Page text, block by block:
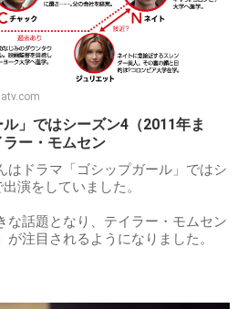
ル」ではシーズン4（2011年ま
ー・モムセン
はドラマ「ゴシップガール」ではシ
演をしていました。
な話題となり、テイラー・モムセン
注目されるようになりました。